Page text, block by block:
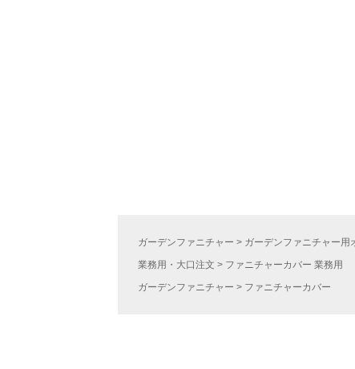
ガーデンファニチャー
ガーデンファニチャー用
業務用・大口注文
ファニチャーカバー 業務用
ガーデンファニチャー
ファニチャーカバー